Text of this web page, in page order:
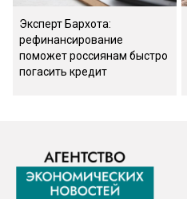
Эксперт Бархота:
рефинансирование
поможет россиянам быстро
погасить кредит